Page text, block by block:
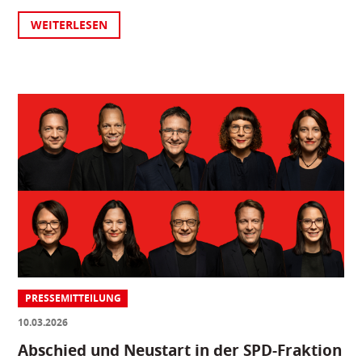
WEITERLESEN
PRESSEMITTEILUNG
10.03.2026
Abschied und Neustart in der SPD-Fraktion